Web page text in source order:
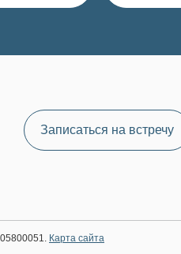
Записаться на встречу
Карта сайта